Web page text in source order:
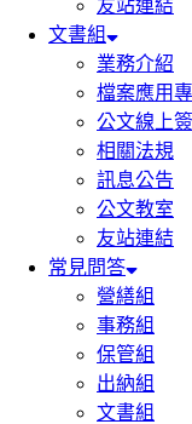
友站連結
文書組
業務介紹
檔案應用
公文線上
相關法規
訊息公告
公文教室
友站連結
常見問答
營繕組
事務組
保管組
出納組
文書組